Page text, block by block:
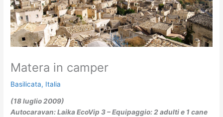
Matera in camper
Basilicata, Italia
(18 luglio 2009)
Autocaravan: Laika EcoVip 3 – Equipaggio: 2 adulti e 1 cane